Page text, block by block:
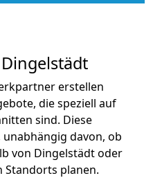
erstellen
die speziell auf
sind. Diese
davon, ob
von Dingelstädt oder
Standorts planen.